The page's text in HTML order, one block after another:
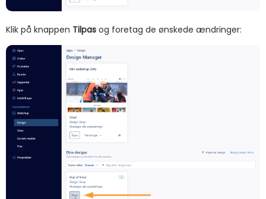
Klik på knappen Tilpas og foretag de ønskede ændringer: